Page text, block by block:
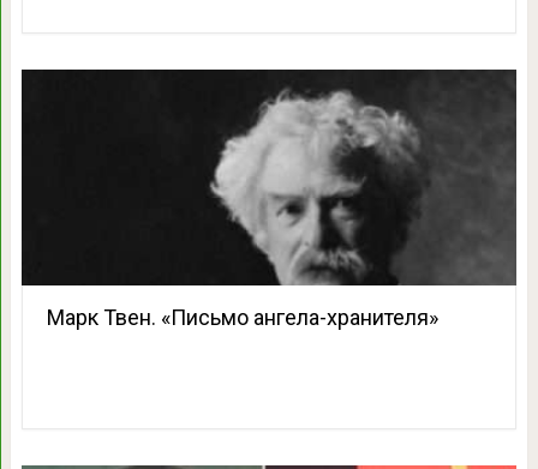
Марк Твен. «Письмо ангела-хранителя»